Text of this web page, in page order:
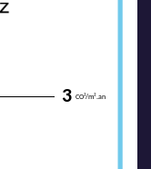
3 CO²/m².an